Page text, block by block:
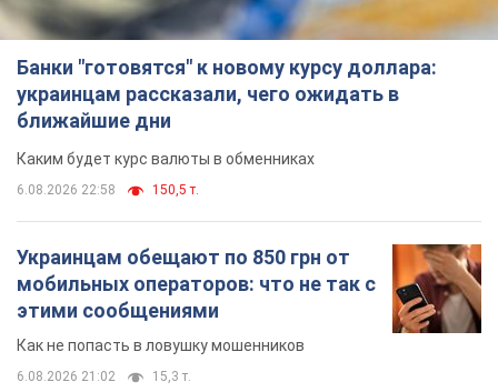
Украинцам обещают по 850 грн от
мобильных операторов: что не так с
этими сообщениями
Как не попасть в ловушку мошенников
6.08.2026 21:02 15,3 т.
Самый дорогой футболист
"Динамо" забил "Карабаху" уже на
10-й минуте матча. Видео
Поединок проходит в Польше
6.08.2026 20:48 6,5 т.